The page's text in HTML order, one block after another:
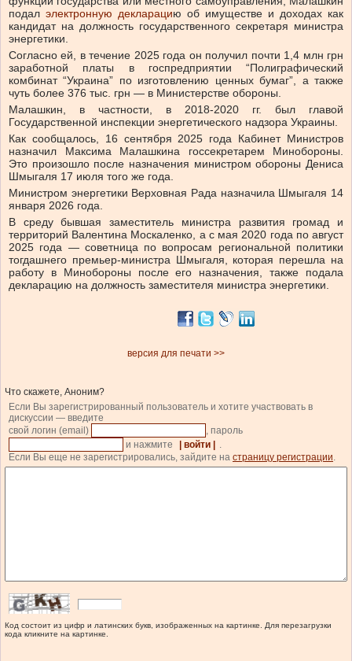
подал электронную декларацию об имуществе и доходах как
кандидат на должность государственного секретаря министра
энергетики.
Согласно ей, в течение 2025 года он получил почти 1,4 млн грн
заработной платы в госпредприятии “Полиграфический
комбинат “Украина” по изготовлению ценных бумаг”, а также
чуть более 376 тыс. грн — в Министерстве обороны.
Малашкин, в частности, в 2018-2020 гг. был главой
Государственной инспекции энергетического надзора Украины.
Как сообщалось, 16 сентября 2025 года Кабинет Министров
назначил Максима Малашкина госсекретарем Минобороны.
Это произошло после назначения министром обороны Дениса
Шмыгаля 17 июля того же года.
Министром энергетики Верховная Рада назначила Шмыгаля 14
января 2026 года.
В среду бывшая заместитель министра развития громад и
территорий Валентина Москаленко, а с мая 2020 года по август
2025 года — советница по вопросам региональной политики
тогдашнего премьер-министра Шмыгаля, которая перешла на
работу в Минобороны после его назначения, также подала
декларацию на должность заместителя министра энергетики.
версия для печати >>
Что скажете, Аноним?
Если Вы зарегистрированный пользователь и хотите участвовать в
дискуссии — введите
свой логин (email)
, пароль
и нажмите
| войти |
.
Если Вы еще не зарегистрировались, зайдите на страницу регистрации.
Код состоит из цифр и латинских букв, изображенных на картинке. Для перезагрузки
кода кликните на картинке.